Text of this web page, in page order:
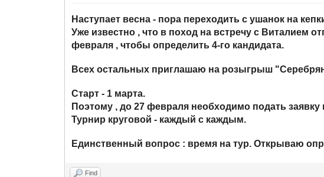
Наступает весна - пора переходить с ушанок на
Уже известно , что в поход на встречу с Виталием
февраля , чтобы определить 4-го кандидата.
Всех остальных приглашаю на розыгрыш
Старт - 1 марта.
Поэтому , до 27 февраля необходимо подать заявку
Турнир круговой - каждый с каждым.
Единственный вопрос : время на тур. Открываю
Find